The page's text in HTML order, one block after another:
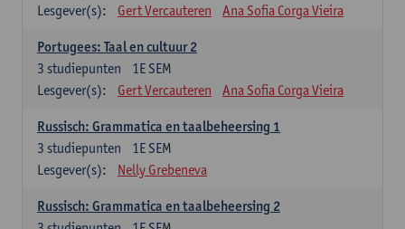
Lesgever(s):
Gert Vercauteren Ana Sofia Corga Vieira
Portugees: Taal en cultuur 2
1E SEM
3 studiepunten
Lesgever(s):
Gert Vercauteren Ana Sofia Corga Vieira
Russisch: Grammatica en taalbeheersing 1
1E SEM
3 studiepunten
Lesgever(s):
Nelly Grebeneva
Russisch: Grammatica en taalbeheersing 2